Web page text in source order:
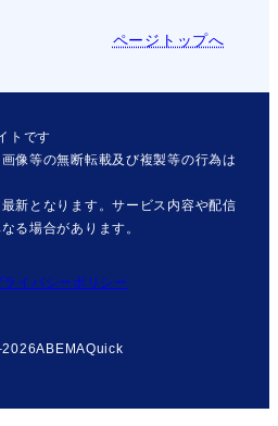
ページトップへ
トです
像等の無断転載及び複製等の行為は
新となります。サービス内容や配信
る場合があります。
ライバシーポリシー
ABEMAQuick